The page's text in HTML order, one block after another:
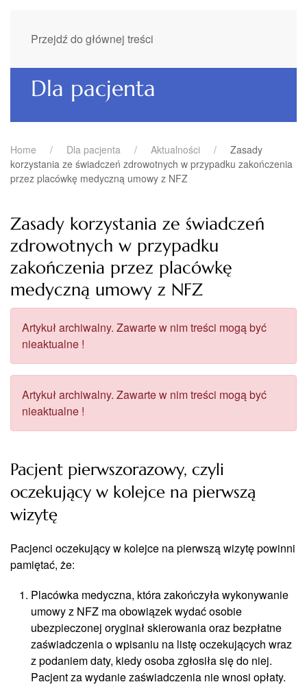
Przejdź do głównej treści
Dla pacjenta
Home Dla pacjenta Aktualności
Zasady
korzystania ze świadczeń zdrowotnych w przypadku zakończenia
przez placówkę medyczną umowy z NFZ
Zasady korzystania ze świadczeń
zdrowotnych w przypadku
zakończenia przez placówkę
medyczną umowy z NFZ
Artykuł archiwalny. Zawarte w nim treści mogą być
nieaktualne !
Artykuł archiwalny. Zawarte w nim treści mogą być
nieaktualne !
Pacjent pierwszorazowy, czyli
oczekujący w kolejce na pierwszą
wizytę
Pacjenci oczekujący w kolejce na pierwszą wizytę powinni
pamiętać, że:
Placówka medyczna, która zakończyła wykonywanie
umowy z NFZ ma obowiązek wydać osobie
ubezpieczonej oryginał skierowania oraz bezpłatne
zaświadczenia o wpisaniu na listę oczekujących wraz
z podaniem daty, kiedy osoba zgłosiła się do niej.
Pacjent za wydanie zaświadczenia nie wnosi opłaty.